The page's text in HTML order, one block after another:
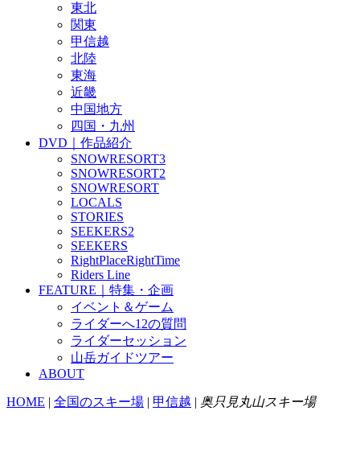
東北
関東
甲信越
北陸
東海
近畿
中国地方
四国・九州
DVD｜作品紹介
SNOWRESORT3
SNOWRESORT2
SNOWRESORT
LOCALS
STORIES
SEEKERS2
SEEKERS
RightPlaceRightTime
Riders Line
FEATURE｜特集・企画
イベント＆ゲーム
ライダーへ12の質問
ライダーセッション
山岳ガイドツアー
ABOUT
HOME | 全国のスキー場 | 甲信越 | 奥只見丸山スキー場